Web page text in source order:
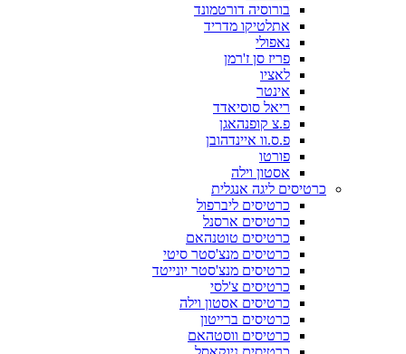
בורוסיה דורטמונד
אתלטיקו מדריד
נאפולי
פריז סן ז'רמן
לאציו
אינטר
ריאל סוסיאדד
פ.צ קופנהאגן
פ.ס.וו איינדהובן
פורטו
אסטון וילה
כרטיסים ליגה אנגלית
כרטיסים ליברפול
כרטיסים ארסנל
כרטיסים טוטנהאם
כרטיסים מנצ'סטר סיטי
כרטיסים מנצ'סטר יונייטד
כרטיסים צ'לסי
כרטיסים אסטון וילה
כרטיסים ברייטון
כרטיסים ווסטהאם